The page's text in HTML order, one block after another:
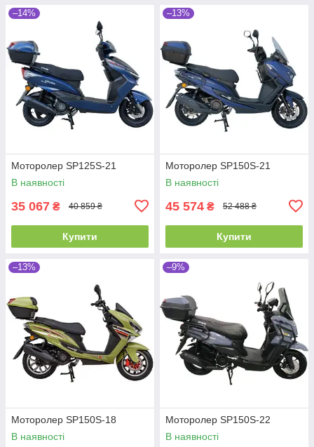
–14%
Моторолер SP125S-21
В наявності
35 067 ₴ 40 859 ₴
Купити
–13%
Моторолер SP150S-21
В наявності
45 574 ₴ 52 488 ₴
Купити
–13%
Моторолер SP150S-18
В наявності
–9%
Моторолер SP150S-22
В наявності